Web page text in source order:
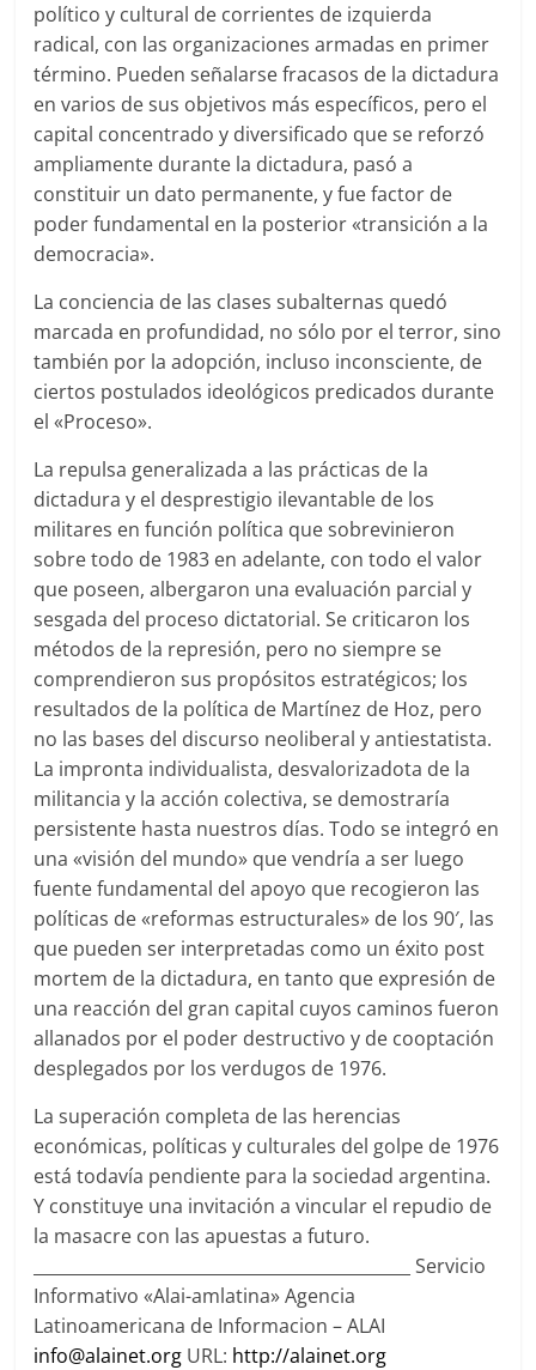
político y cultural de corrientes de izquierda
radical, con las organizaciones armadas en primer
término. Pueden señalarse fracasos de la dictadura
en varios de sus objetivos más específicos, pero el
capital concentrado y diversificado que se reforzó
ampliamente durante la dictadura, pasó a
constituir un dato permanente, y fue factor de
poder fundamental en la posterior «transición a la
democracia».
La conciencia de las clases subalternas quedó
marcada en profundidad, no sólo por el terror, sino
también por la adopción, incluso inconsciente, de
ciertos postulados ideológicos predicados durante
el «Proceso».
La repulsa generalizada a las prácticas de la
dictadura y el desprestigio ilevantable de los
militares en función política que sobrevinieron
sobre todo de 1983 en adelante, con todo el valor
que poseen, albergaron una evaluación parcial y
sesgada del proceso dictatorial. Se criticaron los
métodos de la represión, pero no siempre se
comprendieron sus propósitos estratégicos; los
resultados de la política de Martínez de Hoz, pero
no las bases del discurso neoliberal y antiestatista.
La impronta individualista, desvalorizadota de la
militancia y la acción colectiva, se demostraría
persistente hasta nuestros días. Todo se integró en
una «visión del mundo» que vendría a ser luego
fuente fundamental del apoyo que recogieron las
políticas de «reformas estructurales» de los 90′, las
que pueden ser interpretadas como un éxito post
mortem de la dictadura, en tanto que expresión de
una reacción del gran capital cuyos caminos fueron
allanados por el poder destructivo y de cooptación
desplegados por los verdugos de 1976.
La superación completa de las herencias
económicas, políticas y culturales del golpe de 1976
está todavía pendiente para la sociedad argentina.
Y constituye una invitación a vincular el repudio de
la masacre con las apuestas a futuro.
_____________________________________________ Servicio
Informativo «Alai-amlatina» Agencia
Latinoamericana de Informacion – ALAI
info@alainet.org URL: http://alainet.org